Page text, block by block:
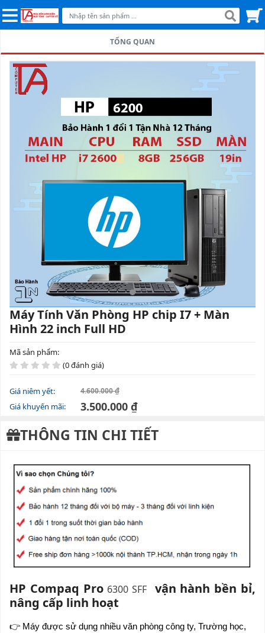
TỔNG QUAN
Máy Tính Văn Phòng HP chip I7 + Màn
Hình 22 inch Full HD
Mã sản phẩm:
(0 đánh giá)
Giá niêm yết: 4.600.000 ₫
Giá khuyến mãi: 3.500.000 ₫
THÔNG TIN CHI TIẾT
HP Compaq Pro 6300 SFF
vận hành bền bỉ,
nâng cấp linh hoạt
👉 Máy được sử dụng nhiều văn phòng công ty, Trường học,